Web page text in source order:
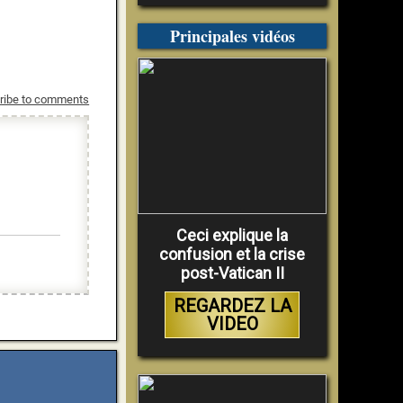
to comments
Principales vidéos
Ceci explique la
confusion et la crise
post-Vatican II
REGARDEZ LA
VIDEO